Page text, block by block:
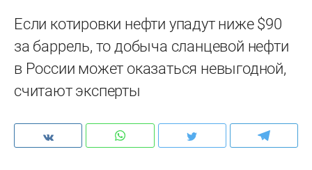
Если котировки нефти упадут ниже $90
за баррель, то добыча сланцевой нефти
в России может оказаться невыгодной,
считают эксперты